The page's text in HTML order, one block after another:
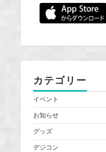
カテゴリー
イベント
お知らせ
グッズ
デジコン